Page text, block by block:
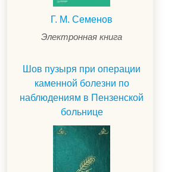
Г. М. Семенов
Электронная книга
Шов пузыря при операции
каменной болезни по
наблюдениям в Пензенской
больнице